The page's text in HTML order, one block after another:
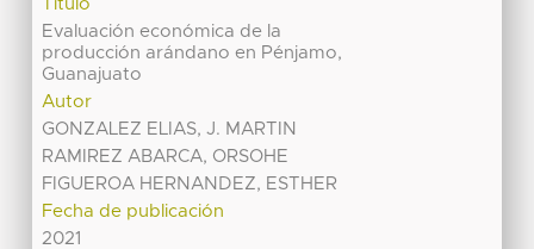
Título
Evaluación económica de la
producción arándano en Pénjamo,
Guanajuato
Autor
GONZALEZ ELIAS, J. MARTIN
RAMIREZ ABARCA, ORSOHE
FIGUEROA HERNANDEZ, ESTHER
Fecha de publicación
2021